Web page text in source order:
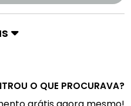
O QUE PROCURAVA?